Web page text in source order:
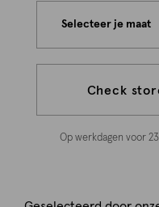
Selecteer je maat
Check
Op werkdagen voor